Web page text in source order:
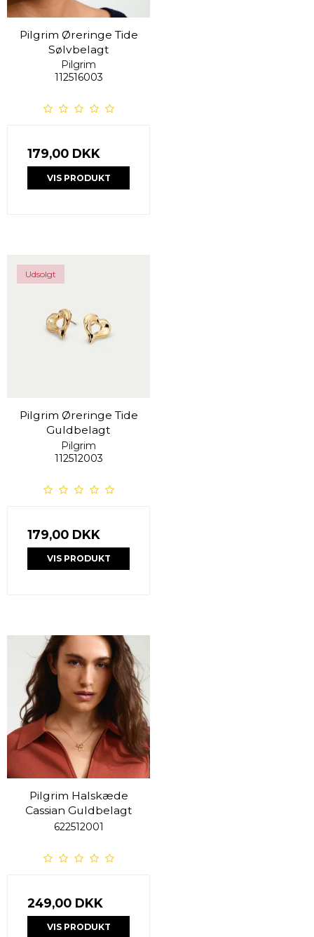
Pilgrim Øreringe Tide
Sølvbelagt
Pilgrim
112516003
179,00 DKK
VIS PRODUKT
Udsolgt
Pilgrim Øreringe Tide
Guldbelagt
Pilgrim
112512003
179,00 DKK
VIS PRODUKT
Pilgrim Halskæde
Cassian Guldbelagt
622512001
249,00 DKK
VIS PRODUKT